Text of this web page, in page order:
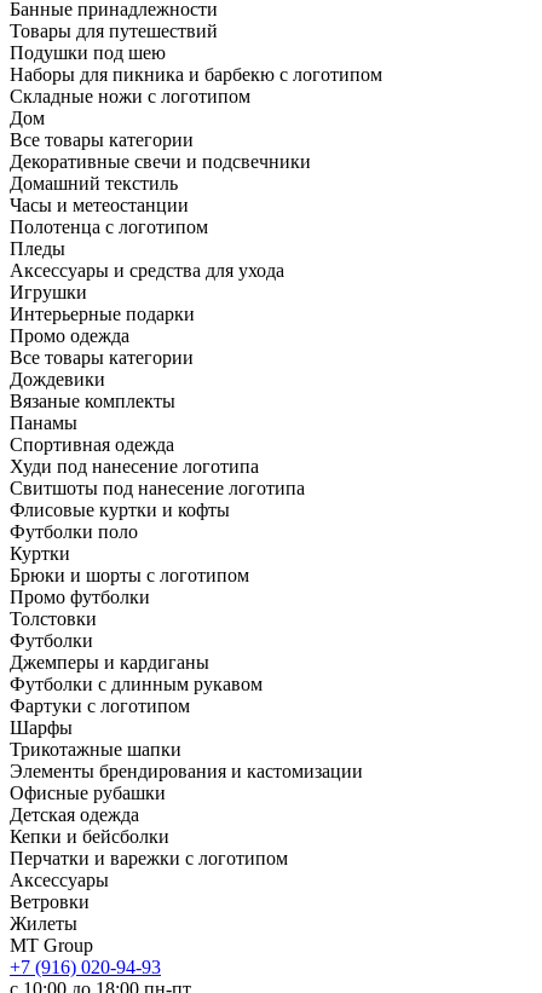
Банные принадлежности
Товары для путешествий
Подушки под шею
Наборы для пикника и барбекю с логотипом
Складные ножи с логотипом
Дом
Все товары категории
Декоративные свечи и подсвечники
Домашний текстиль
Часы и метеостанции
Полотенца с логотипом
Пледы
Аксессуары и средства для ухода
Игрушки
Интерьерные подарки
Промо одежда
Все товары категории
Дождевики
Вязаные комплекты
Панамы
Спортивная одежда
Худи под нанесение логотипа
Свитшоты под нанесение логотипа
Флисовые куртки и кофты
Футболки поло
Куртки
Брюки и шорты с логотипом
Промо футболки
Толстовки
Футболки
Джемперы и кардиганы
Футболки с длинным рукавом
Фартуки с логотипом
Шарфы
Трикотажные шапки
Элементы брендирования и кастомизации
Офисные рубашки
Детская одежда
Кепки и бейсболки
Перчатки и варежки с логотипом
Аксессуары
Ветровки
Жилеты
MT Group
+7 (916) 020-94-93
с 10:00 до 18:00 пн-пт